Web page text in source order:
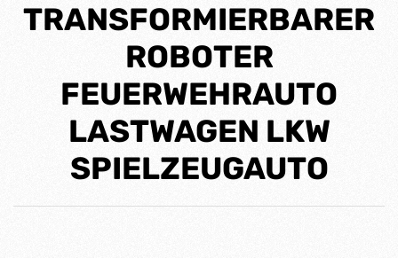
TRANSFORMIERBARER
ROBOTER
FEUERWEHRAUTO
LASTWAGEN LKW
SPIELZEUGAUTO